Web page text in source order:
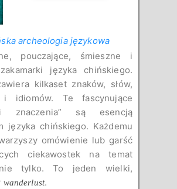
archeologia językowa
pouczające, śmieszne i
języka chińskiego.
kilkaset znaków, słów,
i idiomów. Te fascynujące
znaczenia” są esencją
języka chińskiego. Każdemu
omówienie lub garść
ciekawostek na temat
tylko. To jeden wielki,
wanderlust.